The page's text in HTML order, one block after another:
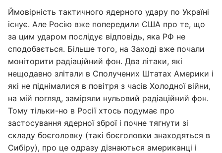
Ймовірність тактичного ядерного удару по Україні
існує. Але Росію вже попередили США про те, що
за цим ударом послідує відповідь, яка РФ не
сподобається. Більше того, на Заході вже почали
моніторити радіаційний фон. Два літаки, які
нещодавно злітали в Сполучених Штатах Америки і
які не піднімалися в повітря з часів Холодної війни,
на мій погляд, заміряли нульовий радіаційний фон.
Тому тільки-но в Росії хтось подумає про
застосування ядерної зброї і почне тягнути зі
складу боєголовку (такі боєголовки знаходяться в
Сибіру), про це одразу дізнаються американці і